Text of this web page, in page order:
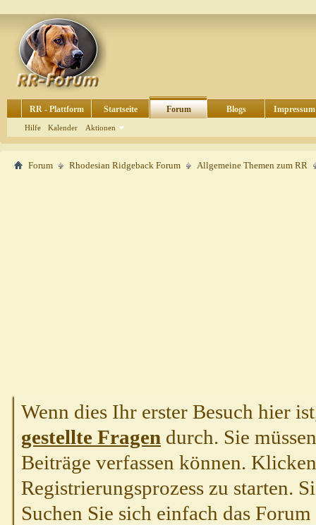
RR - Plattform Startseite Forum
Hilfe Kalender Aktionen
Blogs Impressum
Forum Rhodesian Ridgeback Forum Allgemeine Themen zum RR
Wenn dies Ihr erster Besuch hier
gestellte Fragen durch. Sie
Beiträge verfassen können.
Registrierungsprozess zu starten.
Suchen Sie sich einfach das